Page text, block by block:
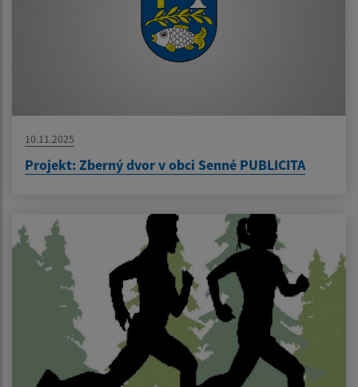
10.11.2025
Projekt: Zberný dvor v obci Senné PUBLICITA